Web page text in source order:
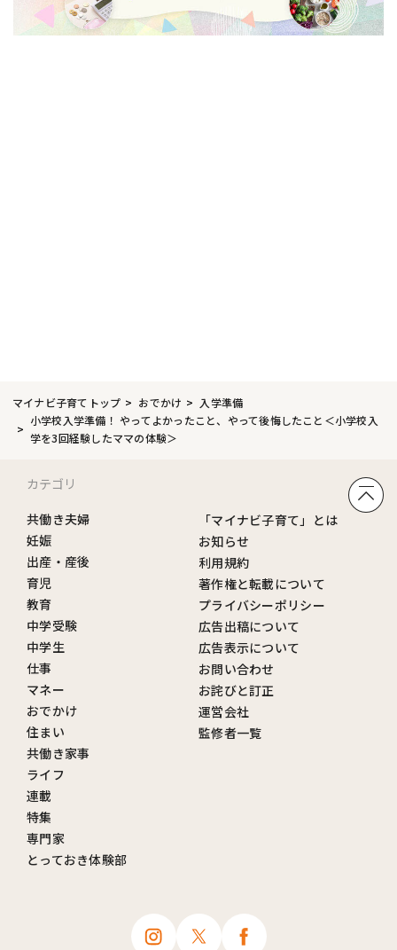
マイナビ子育てトップ おでかけ
入学準備
小学校入学準備！ やってよかったこと、やって後悔したこと＜小学校入
学を3回経験したママの体験＞
カテゴリ
共働き夫婦
妊娠
出産・産後
育児
教育
中学受験
中学生
仕事
マネー
おでかけ
住まい
共働き家事
ライフ
連載
特集
専門家
とっておき体験部
「マイナビ子育て」とは
お知らせ
利用規約
著作権と転載について
プライバシーポリシー
広告出稿について
広告表示について
お問い合わせ
お詫びと訂正
運営会社
監修者一覧